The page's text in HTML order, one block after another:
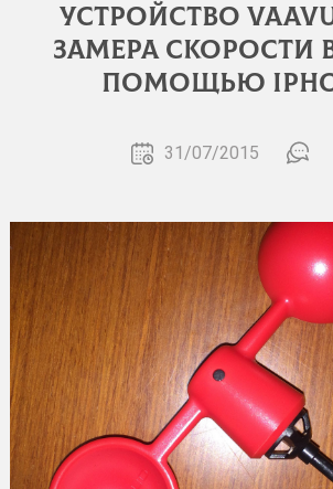
Устройство
замера скорости
помощью
31/07/2015